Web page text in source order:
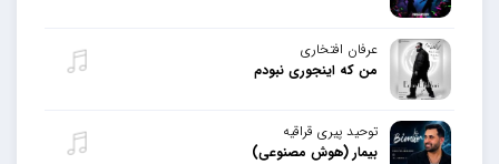
عرفان افتخاری
من که اینجوری نبودم
توحید پیری قراقیه
بیمار (هوش مصنوعی)